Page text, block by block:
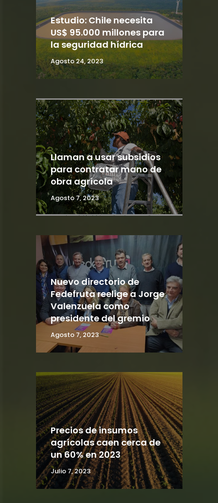
Estudio: Chile necesita
US$ 95.000 millones para
la seguridad hídrica
Agosto 24, 2023
Llaman a usar subsidios
para contratar mano de
obra agrícola
Agosto 7, 2023
Nuevo directorio de
Fedefruta reelige a Jorge
Valenzuela como
presidente del gremio
Agosto 7, 2023
Precios de insumos
agrícolas caen cerca de
un 60% en 2023
Julio 7, 2023